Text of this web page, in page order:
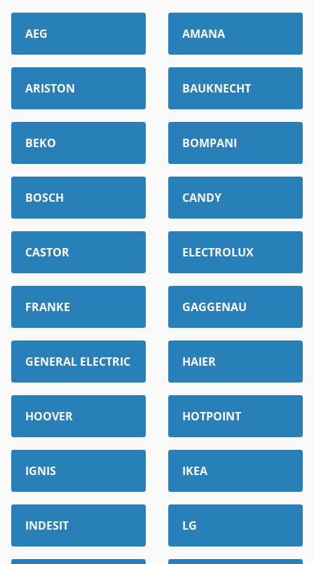
AEG AMANA
ARISTON BAUKNECHT
BEKO BOMPANI
BOSCH CANDY
CASTOR ELECTROLUX
FRANKE GAGGENAU
GENERAL ELECTRIC HAIER
HOOVER HOTPOINT
IGNIS IKEA
INDESIT LG